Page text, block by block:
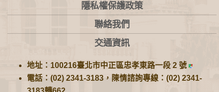
隱私權保護政策
聯絡我們
交通資訊
地址：100216臺北市中正區忠孝東路一段 2 號
電話：(02) 2341-3183，陳情諮詢專線：(02) 2341-